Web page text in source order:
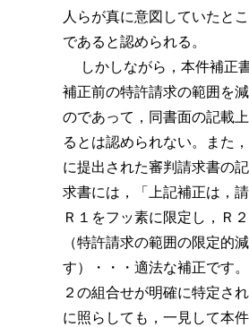
人らが真に意図していたと
であると認められる。
しかしながら，本件補正
補正前の特許請求の範囲を
のであって，同書面の記載
るとは認められない。また
に提出された審判請求書の
求書には，「上記補正は，
Ｒ １ をフッ素に限定し，Ｒ ２
（特許請求の範囲の限定的
す）・・・適法な補正です
２ の組合せが明確に特定さ
に照らしても，一見して本